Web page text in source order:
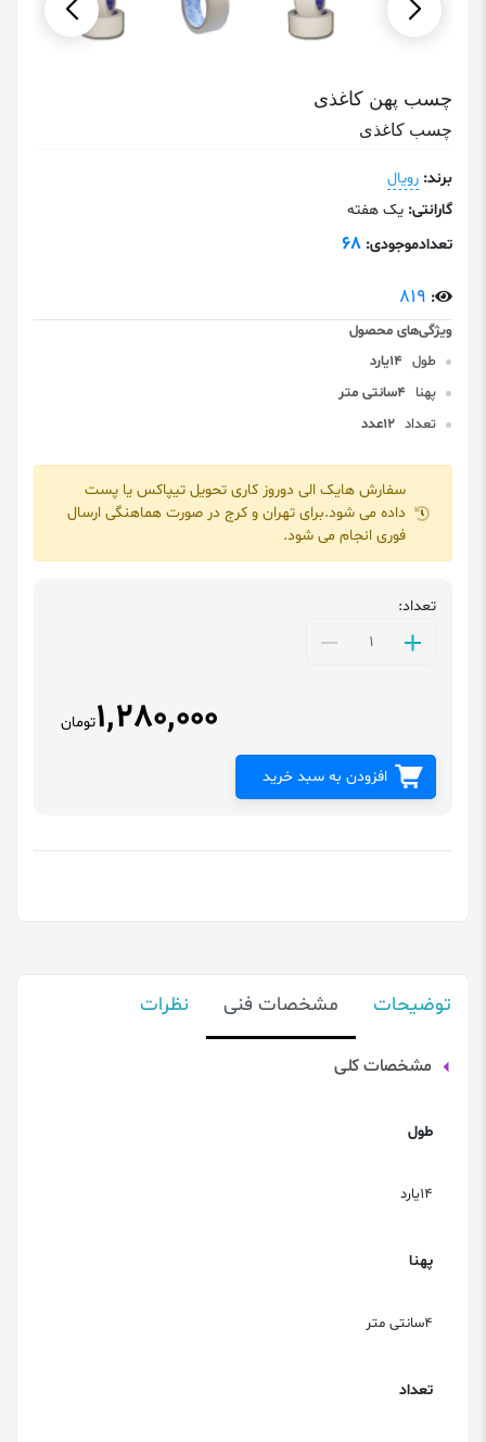
چسب پهن کاغذی
چسب کاغذی
برند: رویال
گارانتی: یک هفته
تعدادموجودی: 68
:
819
طول 14یارد
پهنا 4سانتی متر
تعداد 12عدد
سفارش هایک الی دوروز کاری تحویل تیپاکس یا پست
داده می شود.برای تهران و کرج در صورت هماهنگی ارسال
فوری انجام می شود.
تعداد:
1,280,000تومان
افزودن به سبد خرید
توضیحات مشخصات فنی نظرات
مشخصات کلی
طول
14یارد
پهنا
4سانتی متر
تعداد